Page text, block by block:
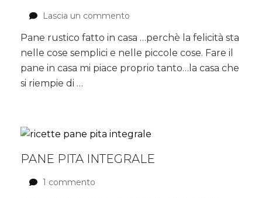
Lascia un commento
rustico
fatto
in
Pane rustico fatto in casa …perchè la felicità sta
nelle cose semplici e nelle piccole cose. Fare il
pane in casa mi piace proprio tanto…la casa che
si riempie di …
PANE PITA INTEGRALE
1 commento